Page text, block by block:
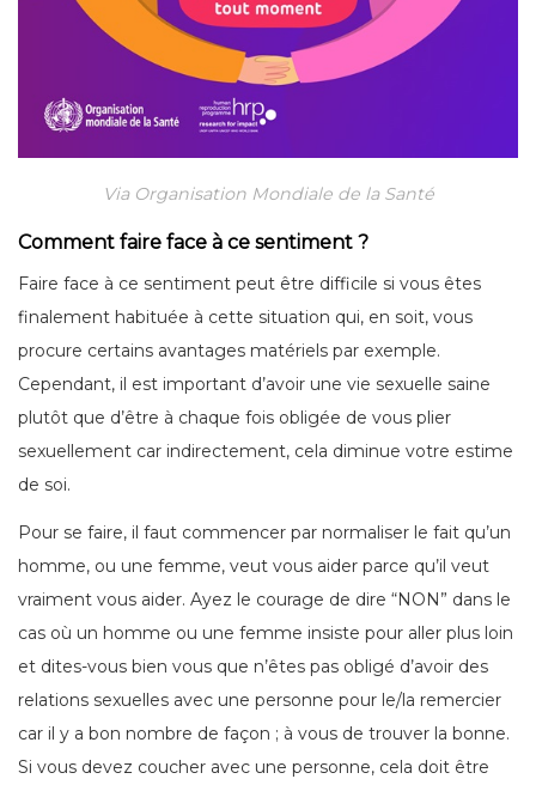
Via Organisation Mondiale de la Santé
Comment faire face à ce sentiment ?
Faire face à ce sentiment peut être difficile si vous êtes
finalement habituée à cette situation qui, en soit, vous
procure certains avantages matériels par exemple.
Cependant, il est important d’avoir une vie sexuelle saine
plutôt que d’être à chaque fois obligée de vous plier
sexuellement car indirectement, cela diminue votre estime
de soi.
Pour se faire, il faut commencer par normaliser le fait qu’un
homme, ou une femme, veut vous aider parce qu’il veut
vraiment vous aider. Ayez le courage de dire “NON” dans le
cas où un homme ou une femme insiste pour aller plus loin
et dites-vous bien vous que n’êtes pas obligé d’avoir des
relations sexuelles avec une personne pour le/la remercier
car il y a bon nombre de façon ; à vous de trouver la bonne.
Si vous devez coucher avec une personne, cela doit être